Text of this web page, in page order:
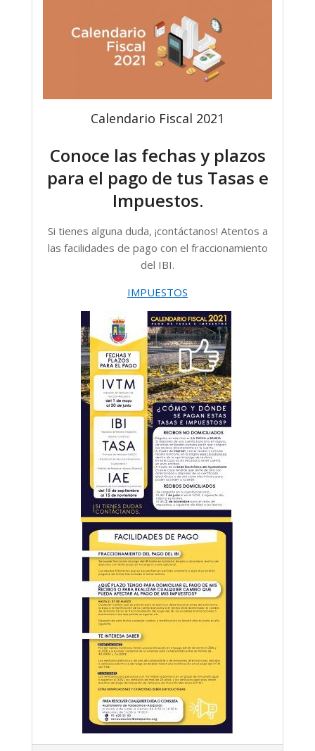
Calendario Fiscal 2021
Conoce las fechas y plazos
para el pago de tus Tasas e
Impuestos.
Si tienes alguna duda, ¡contáctanos! Atentos a
las facilidades de pago con el fraccionamiento
del IBI.
IMPUESTOS